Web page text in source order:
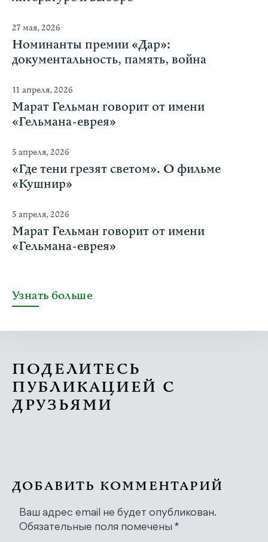
27 мая, 2026
Номинанты премии «Дар»:
документальность, память, война
11 апреля, 2026
Марат Гельман говорит от имени
«Гельмана-еврея»
5 апреля, 2026
«Где тени грезят светом». О фильме
«Кушнир»
5 апреля, 2026
Марат Гельман говорит от имени
«Гельмана-еврея»
Узнать больше
ПОДЕЛИТЕСЬ
ПУБЛИКАЦИЕЙ С
ДРУЗЬЯМИ
ДОБАВИТЬ КОММЕНТАРИЙ
Ваш адрес email не будет опубликован.
Обязательные поля помечены *